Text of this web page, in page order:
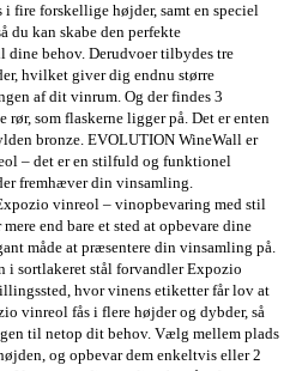
i fire forskellige højder, samt en speciel
du kan skabe den perfekte
dine behov. Derudvoer tilbydes tre
hvilket giver dig endnu større
af dit vinrum. Og der findes 3
rør, som flaskerne ligger på. Det er enten
bronze. EVOLUTION WineWall er
– det er en stilfuld og funktionel
fremhæver din vinsamling.
vinreol – vinopbevaring med stil
end bare et sted at opbevare dine
måde at præsentere din vinsamling på.
i sortlakeret stål forvandler Expozio
hvor vinens etiketter får lov at
vinreol fås i flere højder og dybder, så
til netop dit behov. Vælg mellem plads
og opbevar dem enkeltvis eller 2